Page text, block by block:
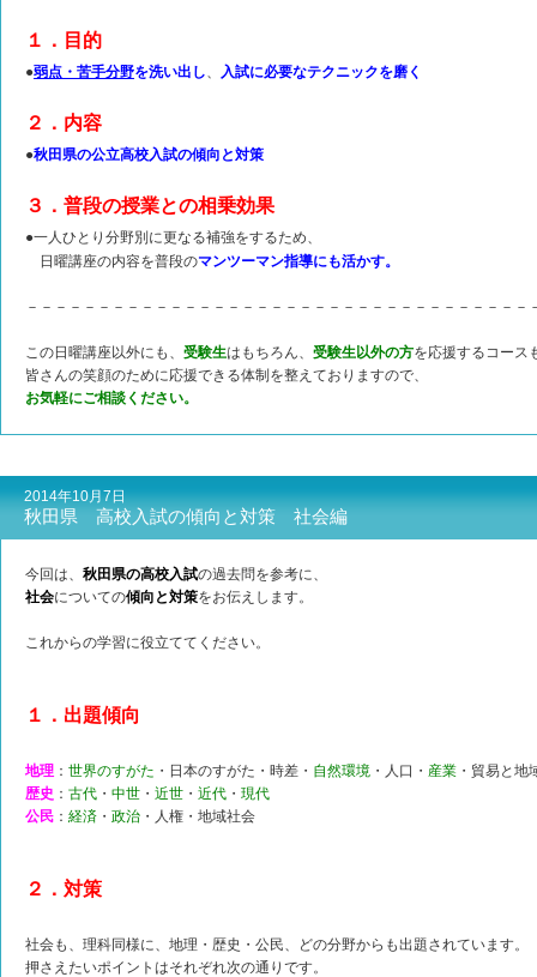
１．目的
●弱点・苦手分野を洗い出し、 入試に必要なテクニックを磨く
２．内容
●秋田県の公立高校入試の傾向と対策
３．普段の授業との相乗効果
●一人ひとり分野別に更なる補強をするため、
日曜講座の内容を普段のマンツーマン指導にも活かす。
－－－－－－－－－－－－－－－－－－－－－－－－－－－－－－－－－－－
この日曜講座以外にも、 受験生はもちろん、 受験生以外の方を応援するコース
皆さんの笑顔のために応援できる体制を整えておりますので、
お気軽にご相談ください。
2014年10月7日
秋田県 高校入試の傾向と対策 社会編
今回は、 秋田県の高校入試の過去問を参考に、
社会についての傾向と対策をお伝えします。
これからの学習に役立ててください。
１．出題傾向
地理 ： 世界のすがた ・日本のすがた・時差・ 自然環境 ・人口・ 産業 ・貿易と地
歴史 ： 古代 ・ 中世 ・ 近世 ・ 近代 ・ 現代
公民 ： 経済 ・ 政治 ・人権・地域社会
２．対策
社会も、理科同様に、地理・歴史・公民、どの分野からも出題されています。
押さえたいポイントはそれぞれ次の通りです。